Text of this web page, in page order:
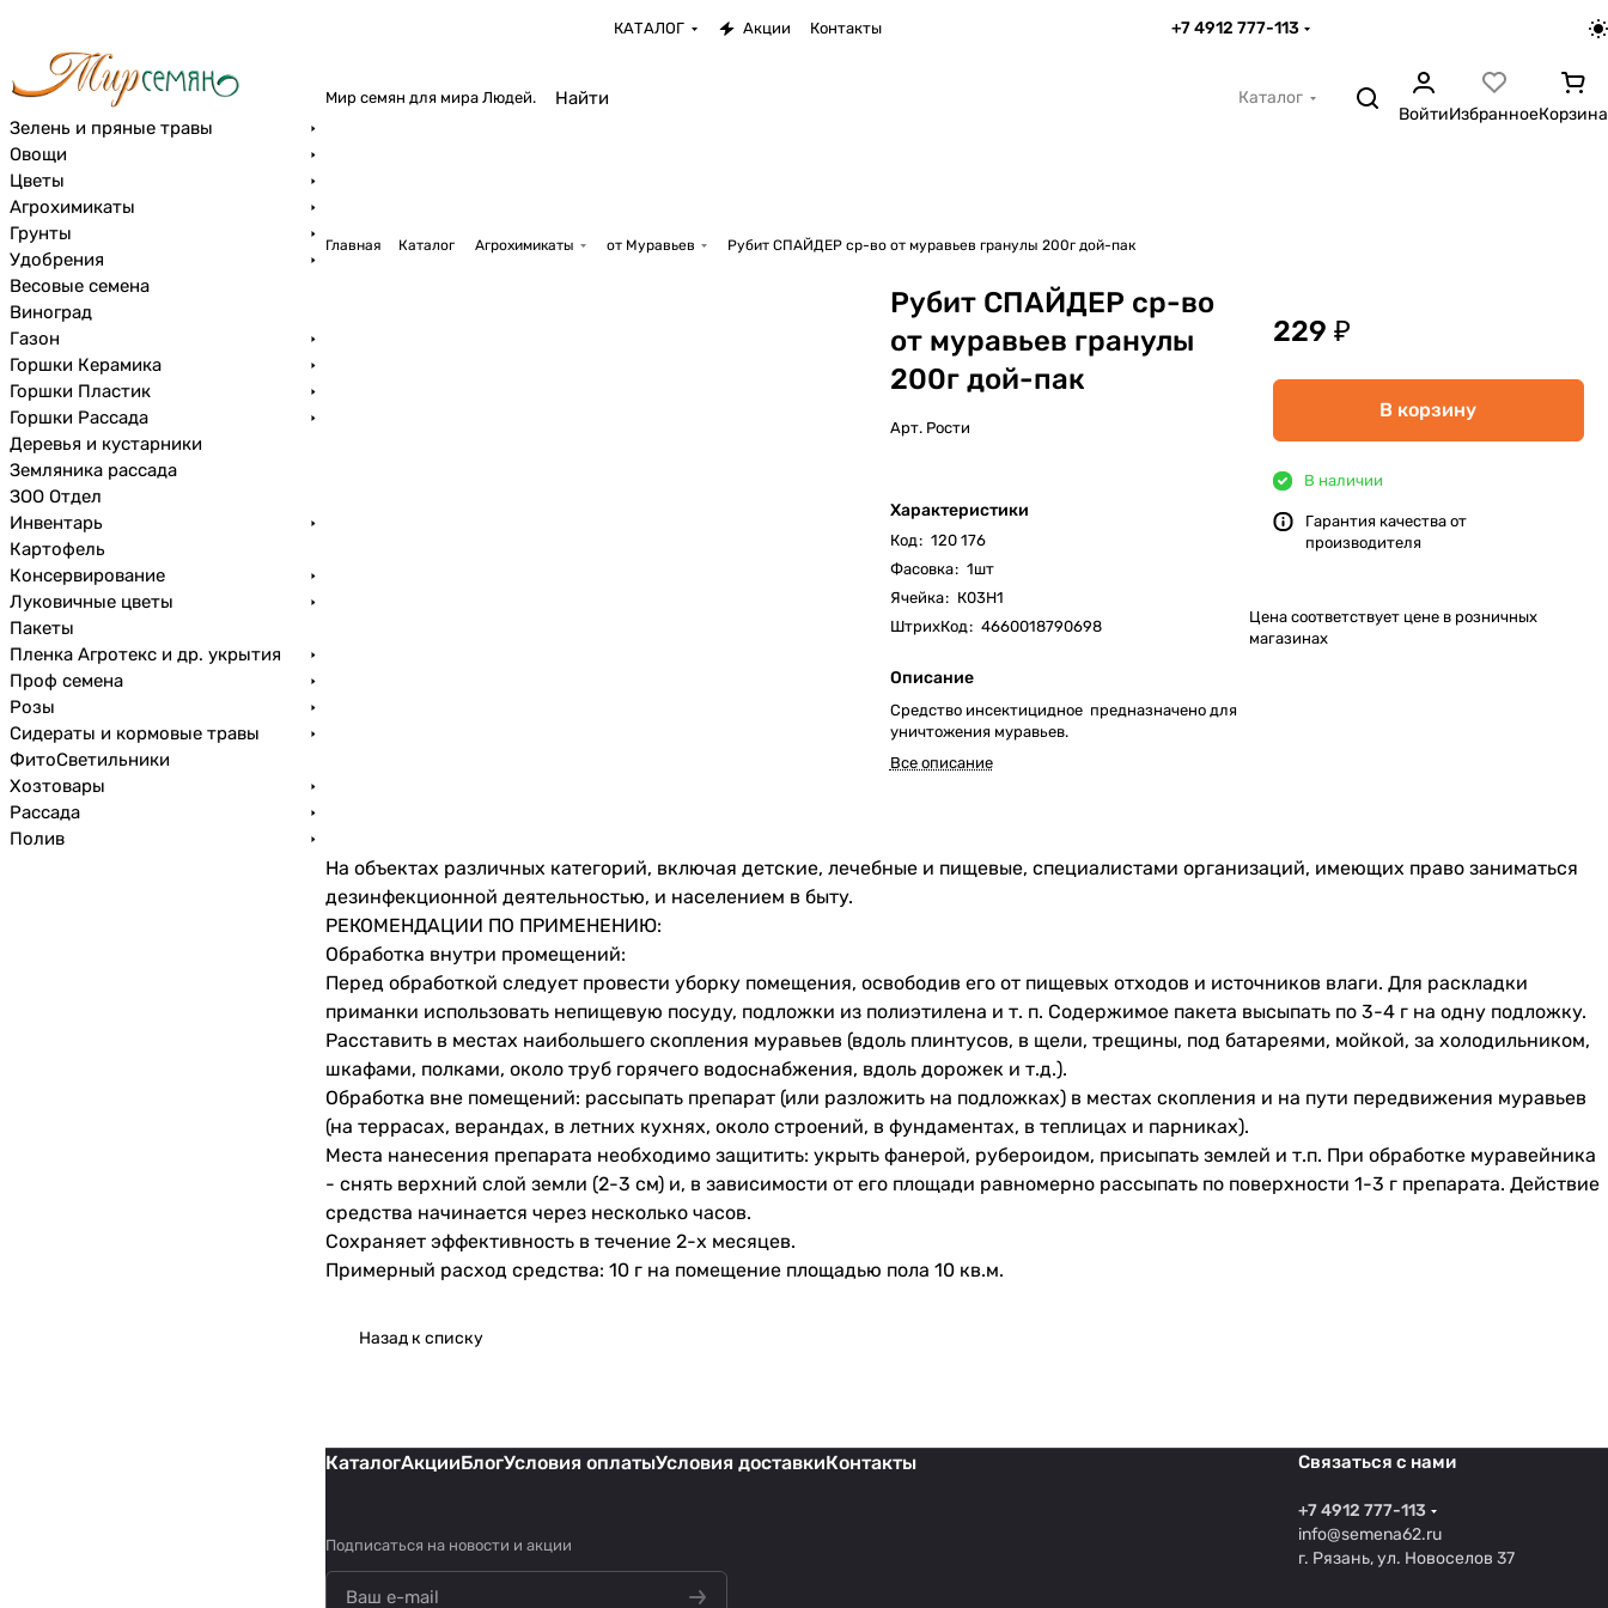
КАТАЛОГ Акции Контакты +7 4912 777-113
Мир семян для мира Людей.
Каталог
ВойтиИзбранноеКорзина
Главная Каталог Агрохимикаты от Муравьев Рубит СПАЙДЕР ср-во от муравьев гранулы 200г дой-пак
Рубит СПАЙДЕР ср-во
от муравьев гранулы
200г дой-пак
Арт. Рости
Характеристики
Код: 120 176
Фасовка: 1шт
Ячейка: К03Н1
ШтрихКод: 4660018790698
Описание
Средство инсектицидное предназначено для
уничтожения муравьев.
Все описание
229 ₽
В корзину
В наличии
Гарантия качества от
производителя
Цена соответствует цене в розничных
магазинах
На объектах различных категорий, включая детские, лечебные и пищевые, специалистами организаций, имеющих право заниматься
дезинфекционной деятельностью, и населением в быту.
РЕКОМЕНДАЦИИ ПО ПРИМЕНЕНИЮ:
Обработка внутри промещений:
Перед обработкой следует провести уборку помещения, освободив его от пищевых отходов и источников влаги. Для раскладки
приманки использовать непищевую посуду, подложки из полиэтилена и т. п. Содержимое пакета высыпать по 3-4 г на одну подложку.
Расставить в местах наибольшего скопления муравьев (вдоль плинтусов, в щели, трещины, под батареями, мойкой, за холодильником,
шкафами, полками, около труб горячего водоснабжения, вдоль дорожек и т.д.).
Обработка вне помещений: рассыпать препарат (или разложить на подложках) в местах скопления и на пути передвижения муравьев
(на террасах, верандах, в летних кухнях, около строений, в фундаментах, в теплицах и парниках).
Места нанесения препарата необходимо защитить: укрыть фанерой, рубероидом, присыпать землей и т.п. При обработке муравейника
- снять верхний слой земли (2-3 см) и, в зависимости от его площади равномерно рассыпать по поверхности 1-3 г препарата. Действие
средства начинается через несколько часов.
Сохраняет эффективность в течение 2-х месяцев.
Примерный расход средства: 10 г на помещение площадью пола 10 кв.м.
Назад к списку
КаталогАкцииБлогУсловия оплатыУсловия доставкиКонтакты
Подписаться на новости и акции
Связаться с нами
+7 4912 777-113
info@semena62.ru
г. Рязань, ул. Новоселов 37
Зелень и пряные травы
Овощи
Цветы
Агрохимикаты
Грунты
Удобрения
Весовые семена
Виноград
Газон
Горшки Керамика
Горшки Пластик
Горшки Рассада
Деревья и кустарники
Земляника рассада
ЗОО Отдел
Инвентарь
Картофель
Консервирование
Луковичные цветы
Пакеты
Пленка Агротекс и др. укрытия
Проф семена
Розы
Сидераты и кормовые травы
ФитоСветильники
Хозтовары
Рассада
Полив